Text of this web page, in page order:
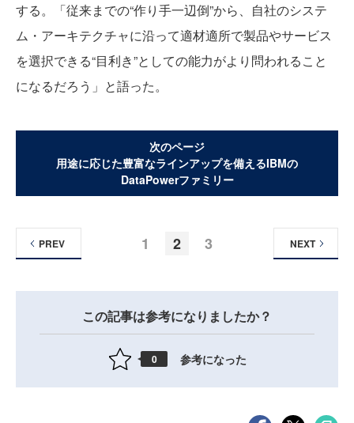
する。「従来までの“作り手一辺倒”から、自社のシステ
ム・アーキテクチャに沿って適材適所で製品やサービス
を選択できる“目利き”としての能力がより問われること
になるだろう」と語った。
次のページ
用途に応じた豊富なラインアップを備えるIBMの
DataPowerファミリー
1 2 3
PREV NEXT
この記事は参考になりましたか？
0 参考になった